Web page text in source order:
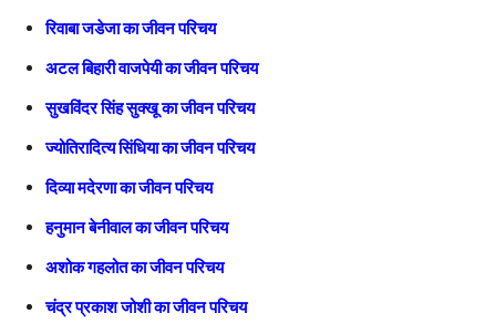
रिवाबा जडेजा का जीवन परिचय
अटल बिहारी वाजपेयी का जीवन परिचय
सुखविंदर सिंह सुक्खू का जीवन परिचय
ज्योतिरादित्य सिंधिया का जीवन परिचय
दिव्या मदेरणा का जीवन परिचय
हनुमान बेनीवाल का जीवन परिचय
अशोक गहलोत का जीवन परिचय
चंद्र प्रकाश जोशी का जीवन परिचय